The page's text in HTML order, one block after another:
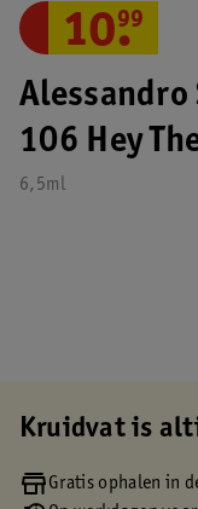
Alessandro
106 Hey
6,5ml
10.
99
Kruidvat is
Gratis ophalen in